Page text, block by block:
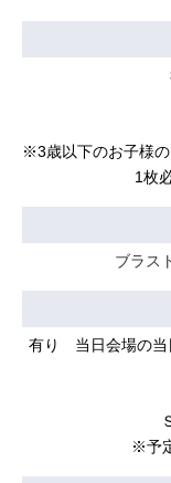
※3歳以下のお子様
1枚
ブラス
有り 当日会場の当
※予